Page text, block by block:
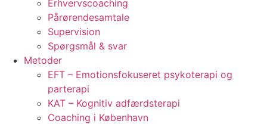
Erhvervscoaching
Pårørendesamtale
Supervision
Spørgsmål & svar
Metoder
EFT – Emotionsfokuseret psykoterapi og
parterapi
KAT – Kognitiv adfærdsterapi
Coaching i København